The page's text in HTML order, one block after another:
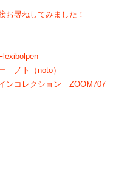
お尋ねしてみました！
ノト（noto）
ンコレクション ZOOM707